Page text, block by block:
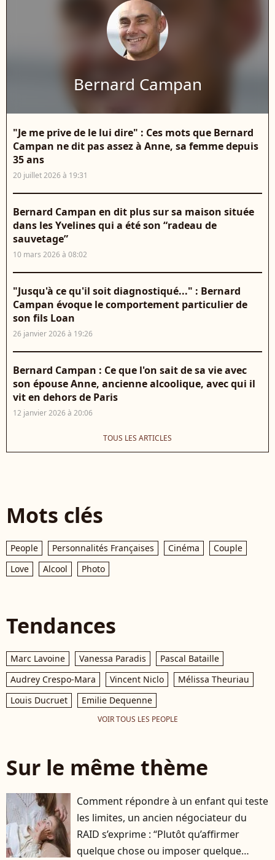
Bernard Campan
"Je me prive de le lui dire" : Ces mots que Bernard
Campan ne dit pas assez à Anne, sa femme depuis
35 ans
20 juillet 2026 à 19:31
Bernard Campan en dit plus sur sa maison située
dans les Yvelines qui a été son “radeau de
sauvetage”
10 mars 2026 à 08:02
"Jusqu'à ce qu'il soit diagnostiqué..." : Bernard
Campan évoque le comportement particulier de
son fils Loan
26 janvier 2026 à 19:26
Bernard Campan : Ce que l'on sait de sa vie avec
son épouse Anne, ancienne alcoolique, avec qui il
vit en dehors de Paris
12 janvier 2026 à 20:06
TOUS LES ARTICLES
Mots clés
People Personnalités Françaises Cinéma
Couple
Love
Alcool Photo
Tendances
Marc Lavoine Vanessa Paradis
Pascal Bataille
Audrey Crespo-Mara
Vincent Niclo
Mélissa Theuriau
Louis Ducruet
Emilie Dequenne
VOIR TOUS LES PEOPLE
Sur le même thème
Comment répondre à un enfant qui teste
les limites, un ancien négociateur du
RAID s’exprime : “Plutôt qu’affirmer
quelque chose ou imposer quelque